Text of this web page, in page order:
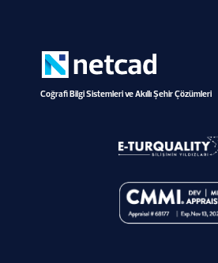
Coğrafi Bilgi Sistemleri ve Akıllı Şehir Çözümleri